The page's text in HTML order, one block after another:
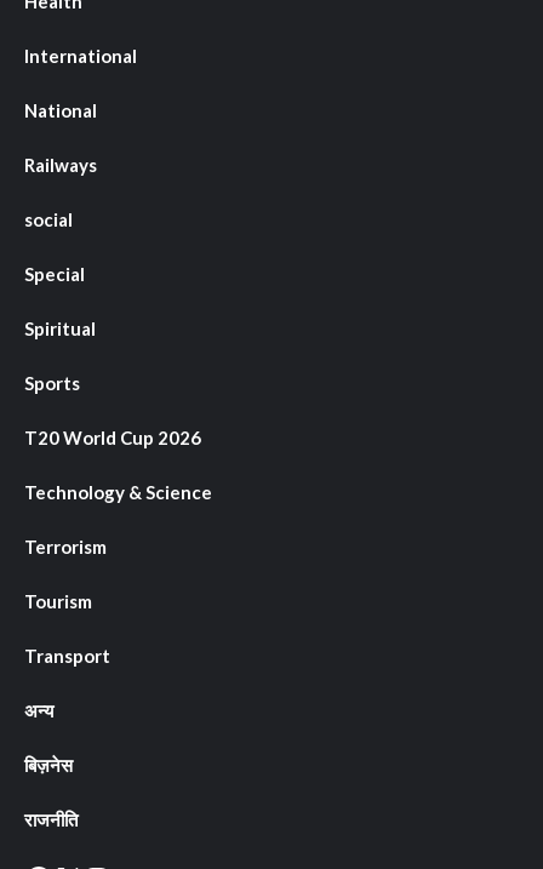
International
National
Railways
social
Special
Spiritual
Sports
T20 World Cup 2026
Technology & Science
Terrorism
Tourism
Transport
अन्य
बिज़नेस
राजनीति